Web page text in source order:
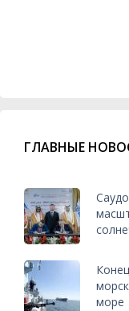
ГЛАВНЫЕ
море